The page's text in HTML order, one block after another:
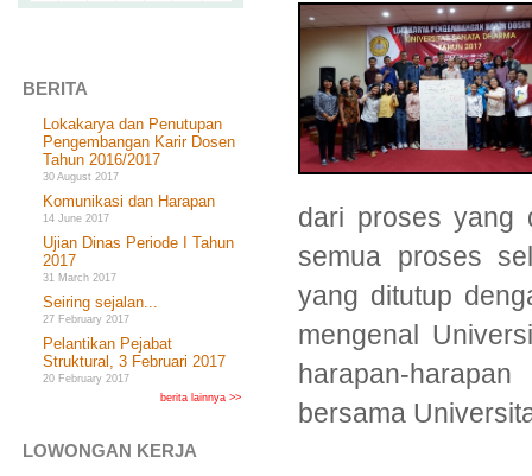
BERITA
Lokakarya dan Penutupan
Pengembangan Karir Dosen
Tahun 2016/2017
30 August 2017
Komunikasi dan Harapan
14 June 2017
Ujian Dinas Periode I Tahun
2017
31 March 2017
Seiring sejalan...
27 February 2017
Pelantikan Pejabat
Struktural, 3 Februari 2017
20 February 2017
berita lainnya >>
LOWONGAN KERJA
dari proses yang
semua proses
yang ditutup
mengenal
harapan-
bersama